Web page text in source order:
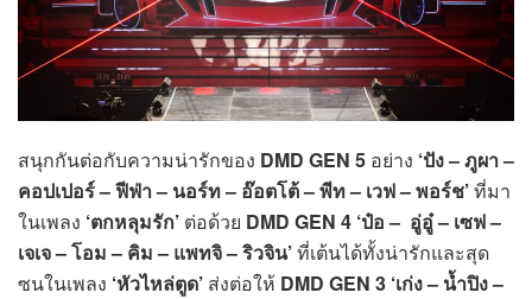
สนุกกันต่อกับความน่ารักของ DMD GEN 5 อย่าง ‘ปัง – ภูผา –
คอปเปอร์ – ฟีฟ่า – นอร์ท – อ๊อตโต้ – พีท – เวฟ – พอร์ช’ที่มา
ในเพลง ‘ตกหลุมรัก’ ต่อด้วย DMD GEN 4 ‘ป๋อ – อู่อู๋ – เซฟ –
เจเจ – โอม – คิม – แพทจิ – ริวจิน’ที่เต้นได้ทั้งน่ารักและสุด
ซนในเพลง ‘หัวไหล่ตูด’ ส่งต่อให้ DMD GEN 3 ‘เก่ง – น้ำปิง –